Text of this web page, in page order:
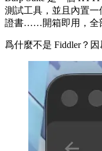
測試工具，並且內置一
證書……開箱即用，全
爲什麼不是 Fiddler？